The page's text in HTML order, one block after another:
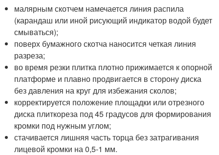
малярным скотчем намечается линия распила
(карандаш или иной рисующий индикатор водой будет
смываться);
поверх бумажного скотча наносится четкая линия
разреза;
во время резки плитка плотно прижимается к опорной
платформе и плавно продвигается в сторону диска
без давления на круг для избежания сколов;
корректируется положение площадки или отрезного
диска плиткореза под 45 градусов для формирования
кромки под нужным углом;
стачивается лишняя часть торца без затрагивания
лицевой кромки на 0,5-1 мм.